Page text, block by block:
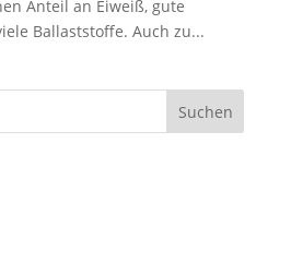
Anteil an Eiweiß, gute
Ballaststoffe. Auch zu...